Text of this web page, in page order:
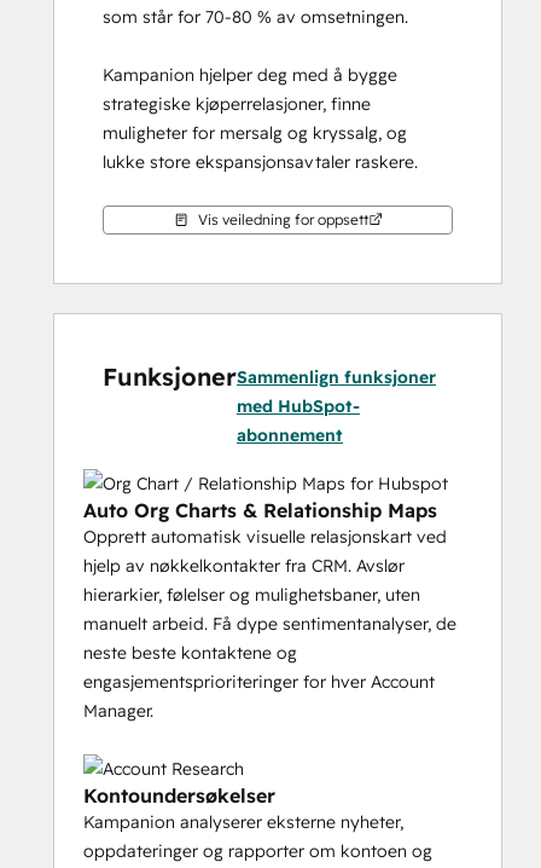
som står for 70-80 % av omsetningen.
Kampanion hjelper deg med å bygge
strategiske kjøperrelasjoner, finne
muligheter for mersalg og kryssalg, og
lukke store ekspansjonsavtaler raskere.
Vis veiledning for oppsett
FunksjonerSammenlign funksjoner
med HubSpot-
abonnement
Auto Org Charts & Relationship Maps
Opprett automatisk visuelle relasjonskart ved
hjelp av nøkkelkontakter fra CRM. Avslør
hierarkier, følelser og mulighetsbaner, uten
manuelt arbeid. Få dype sentimentanalyser, de
neste beste kontaktene og
engasjementsprioriteringer for hver Account
Manager.
Kontoundersøkelser
Kampanion analyserer eksterne nyheter,
oppdateringer og rapporter om kontoen og